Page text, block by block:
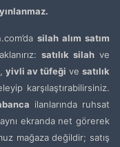
silah alım satım
satılık silah ve
, yivli av tüfeği vesatılık
karşılaştırabilirsiniz.
ilanlarında ruhsat
ekranda net görerek
mağaza değildir; satış